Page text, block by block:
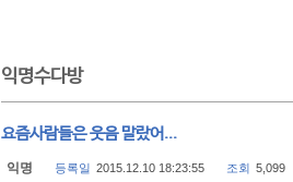
익명수다방
요즘사람들은 웃음 말랐어...
익명 등록일 2015.12.10 18:23:55 조회 5,099